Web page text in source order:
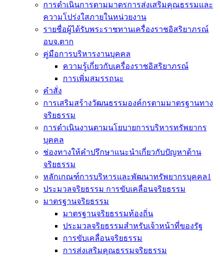
การดำเนินการตามมาตรการส่งเสริมคุณธรรมและ
ความโปร่งใสภายในหน่วยงาน
รายชื่อผู้ได้รับพระราชทานเครื่องราชอิสริยาภรณ์
อบจ.ตาก
คู่มือการบริหารงานบุคคล
ความรู้เกี่ยวกับเครื่องราชอิสริยาภรณ์
การเพิ่มสมรรถนะ
คำสั่ง
การเสริมสร้างวัฒนธรรมองค์กรตามมาตรฐานทาง
จริยธรรม
การดำเนินงานตามนโยบายการบริหารทรัพยากร
บุคคล
ช่องทางให้คำปรึกษาแนะนำเกี่ยวกับปัญหาด้าน
จริยธรรม
หลักเกณฑ์การบริหารและพัฒนาทรัพยากรบุคคล1
ประมวลจริยธรรม การขับเคลื่อนจริยธรรม
มาตรฐานจริยธรรม
มาตรฐานจริยธรรมท้องถิ่น
ประมวลจริยธรรมสำหรับเจ้าหน้าที่ของรัฐ
การขับเคลื่อนจริยธรรม
การส่งเสริมคุณธรรมจริยธรรม